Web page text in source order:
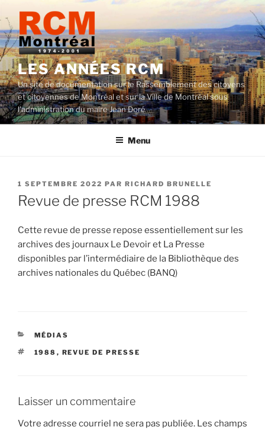
au
contenu
LES ANNÉES RCM
Un site de documentation sur le Rassemblement des citoyens
et citoyennes de Montréal et sur la Ville de Montréal sous
l'administration du maire Jean Doré
Menu
PUBLIÉ
LE
1 SEPTEMBRE 2022 PAR RICHARD BRUNELLE
Revue de presse RCM 1988
Cette revue de presse repose essentiellement sur les
archives des journaux Le Devoir et La Presse
disponibles par l’intermédiaire de la Bibliothèque des
archives nationales du Québec (BANQ)
CATÉGORIES
MÉDIAS
ÉTIQUETTES
1988 , REVUE DE PRESSE
Laisser un commentaire
Votre adresse courriel ne sera pas publiée. Les champs